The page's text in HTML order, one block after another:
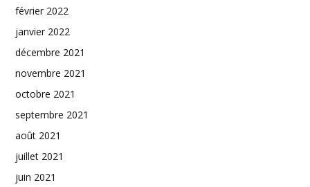
février 2022
janvier 2022
décembre 2021
novembre 2021
octobre 2021
septembre 2021
août 2021
juillet 2021
juin 2021